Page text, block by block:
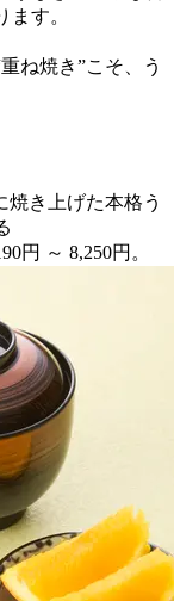
す。
ね焼き”こそ、う
き上げた本格う
円 ～ 8,250円。